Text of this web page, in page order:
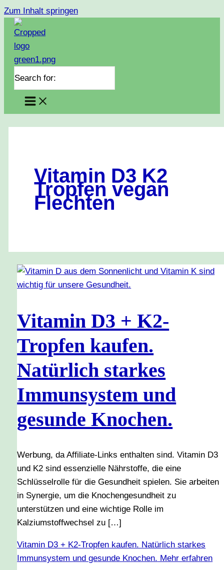
Zum Inhalt springen
Search for:
Vitamin D3 K2
Tropfen vegan
Flechten
Vitamin D3 + K2-
Tropfen kaufen.
Natürlich starkes
Immunsystem und
gesunde Knochen.
Werbung, da Affiliate-Links enthalten sind. Vitamin D3
und K2 sind essenzielle Nährstoffe, die eine
Schlüsselrolle für die Gesundheit spielen. Sie arbeiten
in Synergie, um die Knochengesundheit zu
unterstützen und eine wichtige Rolle im
Kalziumstoffwechsel zu […]
Vitamin D3 + K2-Tropfen kaufen. Natürlich starkes
Immunsystem und gesunde Knochen. Mehr erfahren